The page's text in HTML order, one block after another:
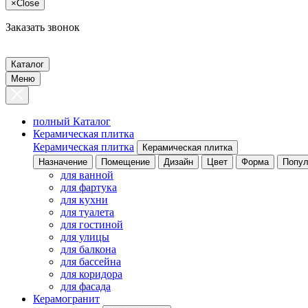
×Close
Заказать звонок
Каталог
Меню
полный Каталог
Керамическая плитка
Керамическая плитка
Керамическая плитка
Назначение
Помещение Дизайн Цвет Форма
для ванной
для фартука
для кухни
для туалета
для гостиной
для улицы
для балкона
для бассейна
для коридора
для фасада
Керамогранит